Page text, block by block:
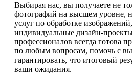
Выбирая нас, вы получаете не
фотографий на высшем уровне,
услуг по обработке
индивидуальные дизайн-
профессионалов всегда готова
по любым вопросам, помочь с
гарантировать, что итоговый
ваши ожидания.